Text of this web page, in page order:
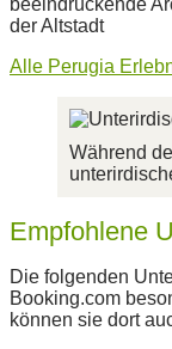
beeindruckende
der Altstadt
Alle Perugia
Während
Empfohlene
Die folgenden
Booking.com
können sie dort